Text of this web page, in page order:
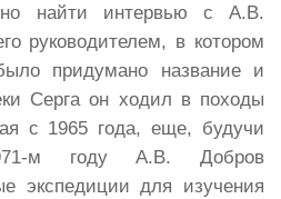
найти интервью с А.В.
руководителем, в котором
придумано название и
Серга он ходил в походы
с 1965 года, еще, будучи
м году А.В. Добров
экспедиции для изучения